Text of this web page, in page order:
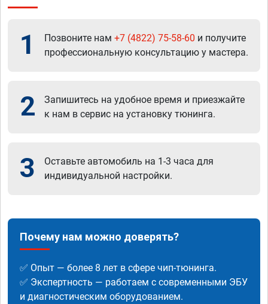
1 Позвоните нам +7 (4822) 75-58-60 и получите
профессиональную консультацию у мастера.
2
Запишитесь на удобное время и приезжайте
к нам в сервис на установку тюнинга.
3
Оставьте автомобиль на 1-3 часа для
индивидуальной настройки.
Почему нам можно доверять?
✅ Опыт — более 8 лет в сфере чип-тюнинга.
✅ Экспертность — работаем с современными ЭБУ
и диагностическим оборудованием.